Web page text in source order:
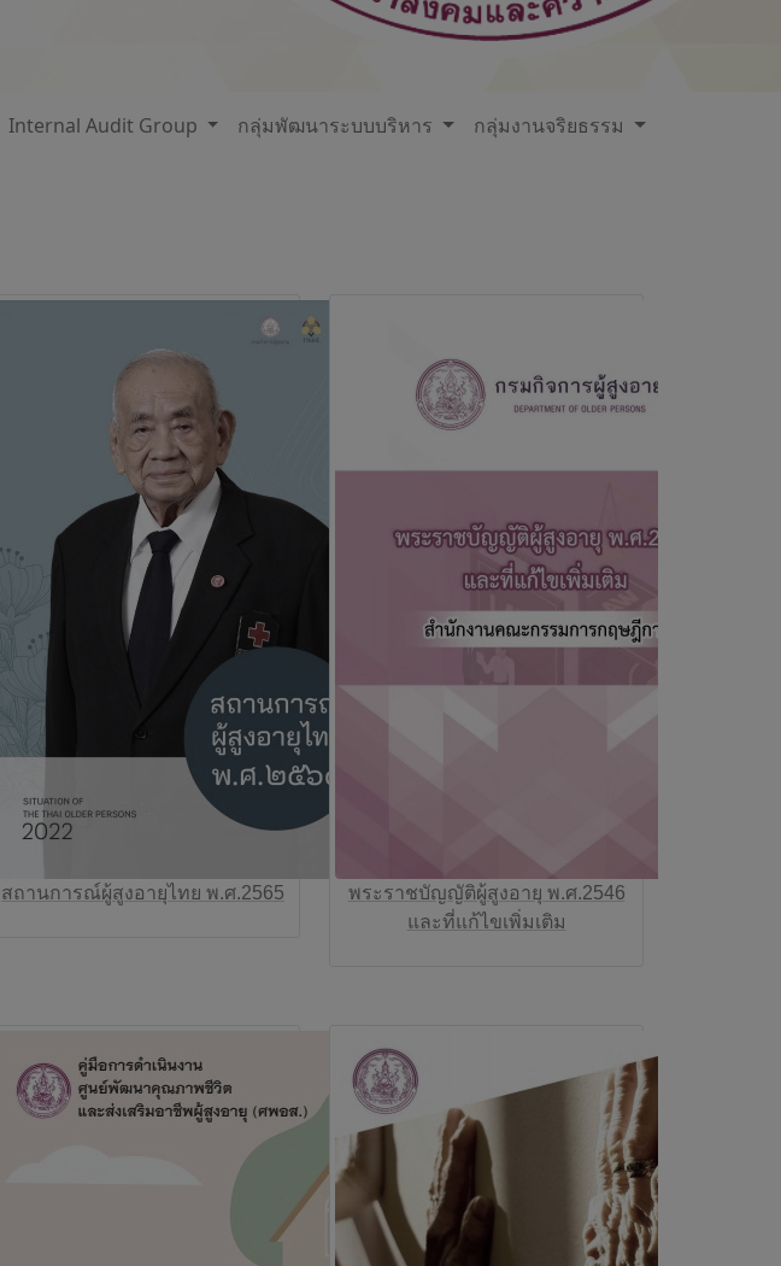
Internal Audit Group กลุ่มพัฒนาระบบบริหาร
กลุ่มงานจริยธรรม
สถานการณ์ผู้สูงอายุไทย พ.ศ.2565
พระราชบัญญัติผู้สูงอายุ พ.ศ.2546
และที่แก้ไขเพิ่มเติม